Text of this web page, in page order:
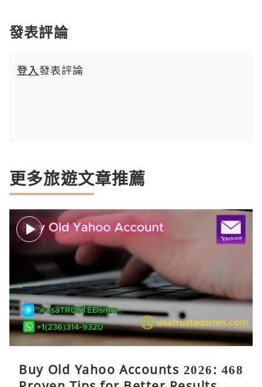
發表評論
登入發表評論
更多旅遊文章推薦
Buy Old Yahoo Accounts 2026: 468